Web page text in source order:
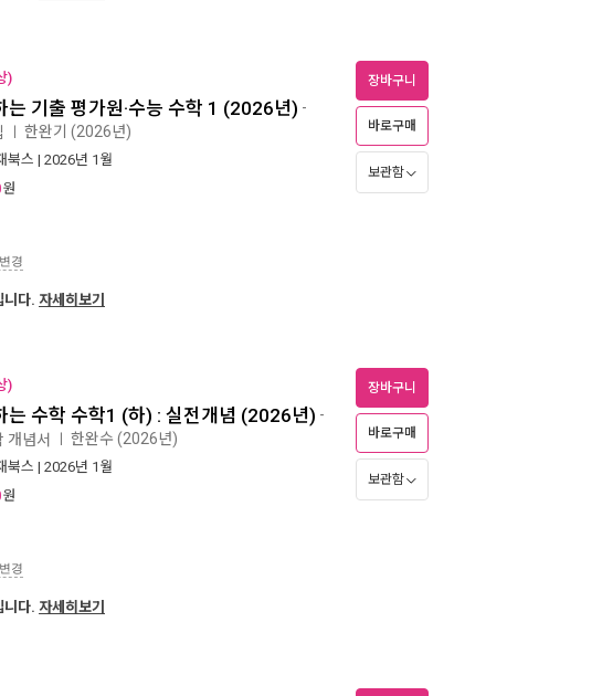
)
기출 평가원·수능 수학 1 (2026년) -
한완기 (2026년)
북스 | 2026년 1월
원
경
장바구니
바로구매
보관함
니다. 자세히보기
)
는 수학 수학1 (하) : 실전개념 (2026년) -
개념서 한완수 (2026년)
북스 | 2026년 1월
원
경
장바구니
바로구매
보관함
니다. 자세히보기